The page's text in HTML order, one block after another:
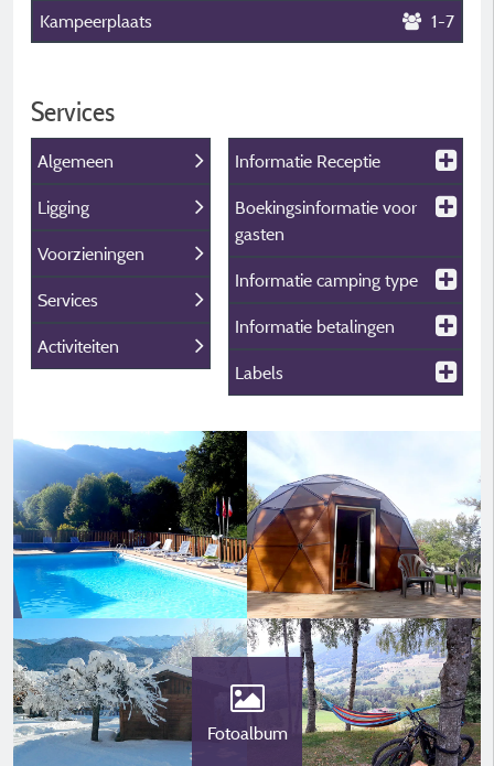
Kampeerplaats 1-7
Services
Algemeen
Ligging
Voorzieningen
Services
Activiteiten
Informatie Receptie
Boekingsinformatie voor
gasten
Informatie camping type
Informatie betalingen
Labels
Fotoalbum